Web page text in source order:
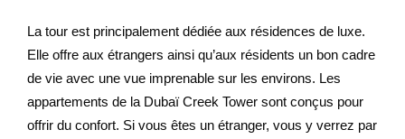
La tour est principalement dédiée aux résidences de luxe.
Elle offre aux étrangers ainsi qu’aux résidents un bon cadre
de vie avec une vue imprenable sur les environs. Les
appartements de la Dubaï Creek Tower sont conçus pour
offrir du confort. Si vous êtes un étranger, vous y verrez par